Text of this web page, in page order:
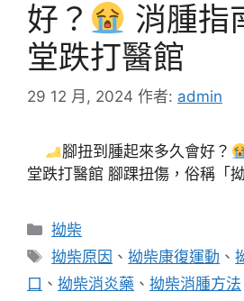
好？
消腫指
堂跌打醫館
29 12 月, 2024 作者: admin
腳扭到腫起來多久會好？
堂跌打醫館 腳踝扭傷，俗稱「
分
類
拗柴
標
籤
拗柴原因 、拗柴康復運動 、
口 、 拗柴消炎藥 、 拗柴消腫方法